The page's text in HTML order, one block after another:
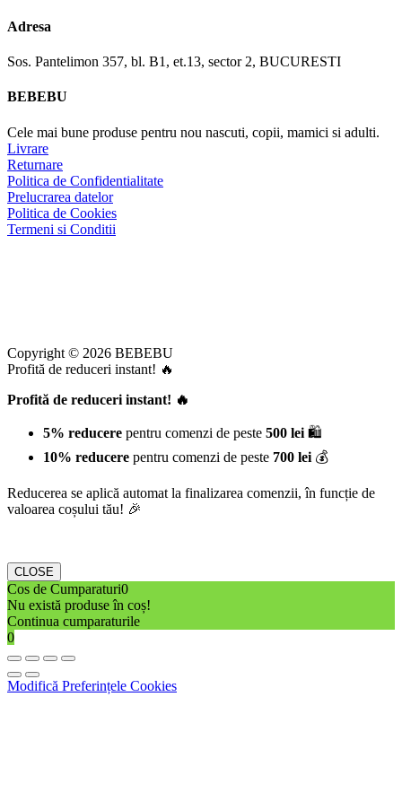
Adresa
Sos. Pantelimon 357, bl. B1, et.13, sector 2, BUCURESTI
BEBEBU
Cele mai bune produse pentru nou nascuti, copii, mamici si adulti.
Livrare
Returnare
Politica de Confidentialitate
Prelucrarea datelor
Politica de Cookies
Termeni si Conditii
Copyright © 2026 BEBEBU
Profită de reduceri instant! 🔥
Profită de reduceri instant! 🔥
5% reducere pentru comenzi de peste 500 lei 🛍️
10% reducere pentru comenzi de peste 700 lei 💰
Reducerea se aplică automat la finalizarea comenzii, în funcție de
valoarea coșului tău! 🎉
CLOSE
Cos de Cumparaturi0
Nu există produse în coș!
Continua cumparaturile
0
Modifică Preferințele Cookies